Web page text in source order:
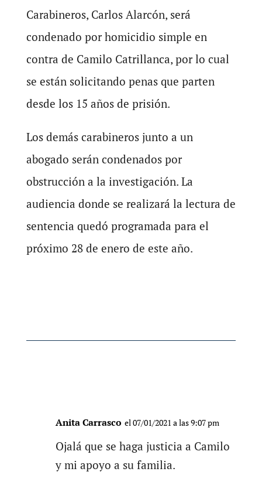
Carabineros, Carlos Alarcón, será
condenado por homicidio simple en
contra de Camilo Catrillanca, por lo cual
se están solicitando penas que parten
desde los 15 años de prisión.
Los demás carabineros junto a un
abogado serán condenados por
obstrucción a la investigación. La
audiencia donde se realizará la lectura de
sentencia quedó programada para el
próximo 28 de enero de este año.
Anita Carrasco el 07/01/2021 a las 9:07 pm
Ojalá que se haga justicia a Camilo
y mi apoyo a su familia.